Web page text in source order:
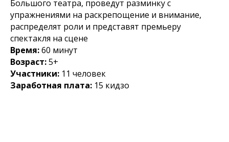
Большого театра, проведут разминку с
упражнениями на раскрепощение и внимание,
распределят роли и представят премьеру
спектакля на сцене
Время:60 минут
Возраст:5+
Участники: 11 человек
Заработная плата: 15 кидзo